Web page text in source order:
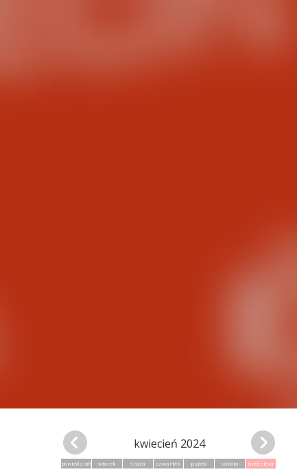
kwiecień 2024
poniedziałek wtorek środa czwartek piątek sobota niedziela